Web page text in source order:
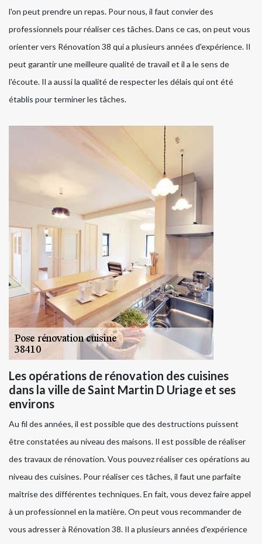
l'on peut prendre un repas. Pour nous, il faut convier des
professionnels pour réaliser ces tâches. Dans ce cas, on peut vous
orienter vers Rénovation 38 qui a plusieurs années d'expérience. Il
peut garantir une meilleure qualité de travail et il a le sens de
l'écoute. Il a aussi la qualité de respecter les délais qui ont été
établis pour terminer les tâches.
Les opérations de rénovation des cuisines
dans la ville de Saint Martin D Uriage et ses
environs
Au fil des années, il est possible que des destructions puissent
être constatées au niveau des maisons. Il est possible de réaliser
des travaux de rénovation. Vous pouvez réaliser ces opérations au
niveau des cuisines. Pour réaliser ces tâches, il faut une parfaite
maîtrise des différentes techniques. En fait, vous devez faire appel
à un professionnel en la matière. On peut vous recommander de
vous adresser à Rénovation 38. Il a plusieurs années d'expérience